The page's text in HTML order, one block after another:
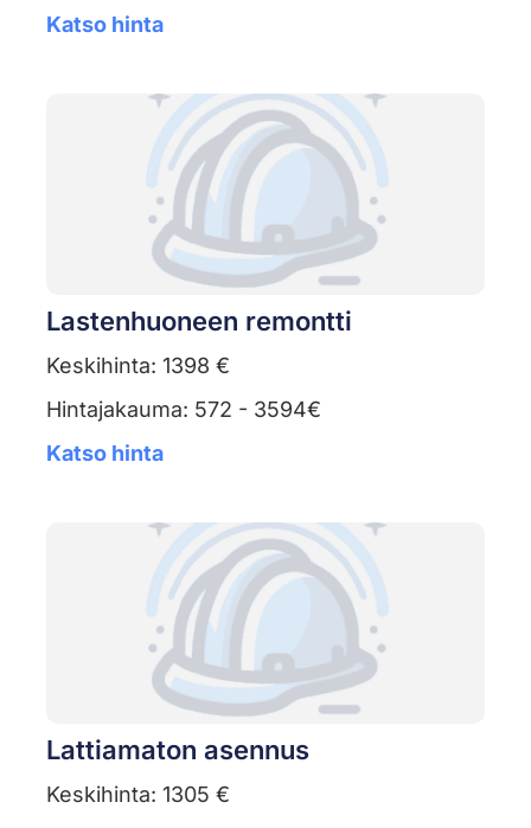
Katso hinta
Lastenhuoneen remontti
Keskihinta: 1398 €
Hintajakauma: 572 - 3594€
Katso hinta
Lattiamaton asennus
Keskihinta: 1305 €